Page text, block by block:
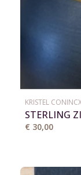
KRISTEL
STERLING
€ 30,00